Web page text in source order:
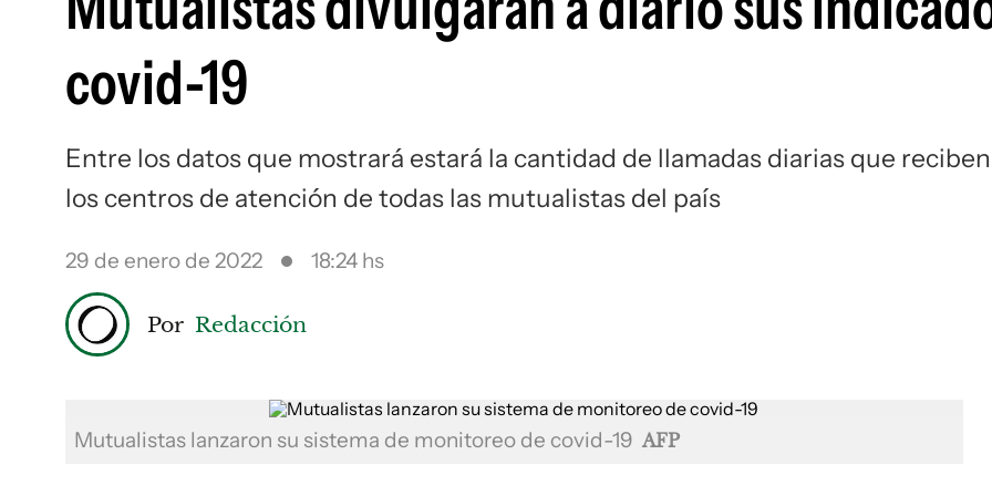
covid-19
Entre los datos que mostrará estará la cantidad de llamadas diarias que reciben
los centros de atención de todas las mutualistas del país
29 de enero de 2022 18:24 hs
Por Redacción
Mutualistas lanzaron su sistema de monitoreo de covid-19 AFP